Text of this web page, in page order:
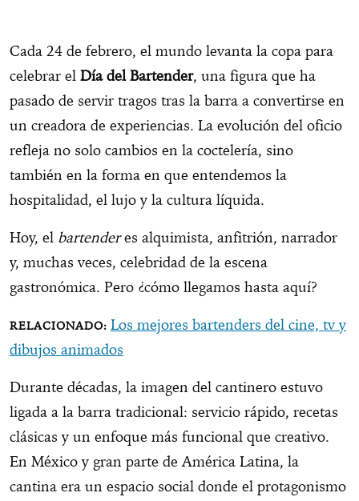
Cada 24 de febrero, el mundo levanta la copa para
celebrar el Día del Bartender, una figura que ha
pasado de servir tragos tras la barra a convertirse en
un creadora de experiencias. La evolución del oficio
refleja no solo cambios en la coctelería, sino
también en la forma en que entendemos la
hospitalidad, el lujo y la cultura líquida.
Hoy, el bartenderes alquimista, anfitrión, narrador
y, muchas veces, celebridad de la escena
gastronómica. Pero ¿cómo llegamos hasta aquí?
Los mejores bartenders del cine, tv y
dibujos animados
Durante décadas, la imagen del cantinero estuvo
ligada a la barra tradicional: servicio rápido, recetas
clásicas y un enfoque más funcional que creativo.
En México y gran parte de América Latina, la
cantina era un espacio social donde el protagonismo